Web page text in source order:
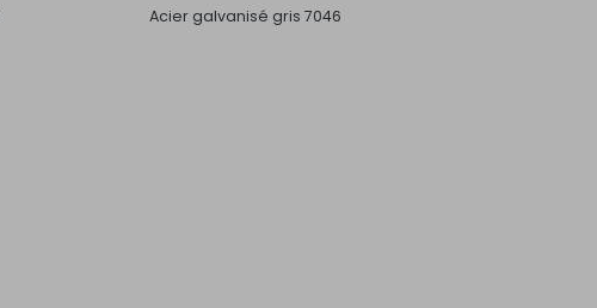
Acier galvanisé gris 7046